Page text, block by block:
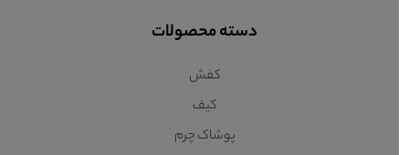
دسته محصولات
کفش
کیف
پوشاک چرم